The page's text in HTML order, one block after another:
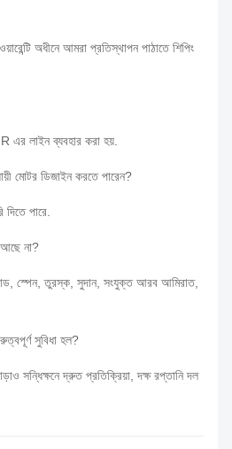
অধীনে আমরা প্রতিস্থাপন পাঠাতে শিপিং
এর লাইন ব্যবহার করা হয়.
মোটর ডিজাইন করতে পারেন?
পারে.
না?
স্পেন, তুরস্ক, সুদান, সংযুক্ত আরব আমিরাত,
সুবিধা হল?
সন্ধিক্ষনে দ্রুত প্রতিক্রিয়া, দক্ষ রপ্তানি দল